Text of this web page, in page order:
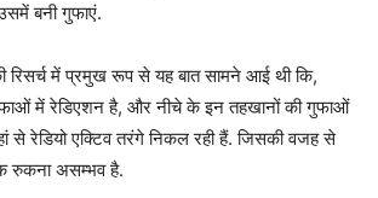
बनी गुफाएं.
रिसर्च में प्रमुख रूप से यह बात सामने आई थी कि,
में रेडिएशन है, और नीचे के इन तहखानों की गुफाओं
से रेडियो एक्टिव तरंगे निकल रही हैं. जिसकी वजह से
रुकना असम्भव है.